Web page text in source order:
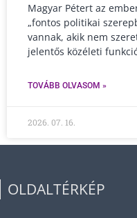
Magyar Pétert az
„fontos politikai
vannak, akik nem
jelentős közéleti
TOVÁBB OLVASOM »
2026. 07. 16.
OLDALTÉRKÉP